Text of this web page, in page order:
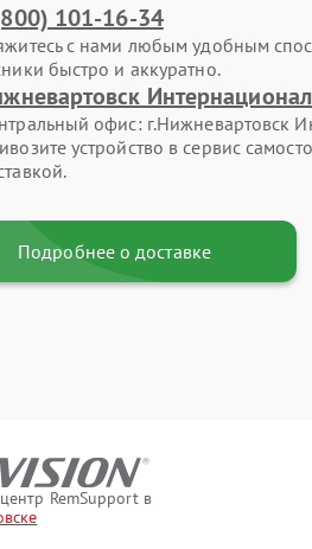
101-16-34
с нами любым удобным
быстро и аккуратно.
офис: г.Нижневартовск
устройство в сервис
Подробнее о доставке
RemSupport в